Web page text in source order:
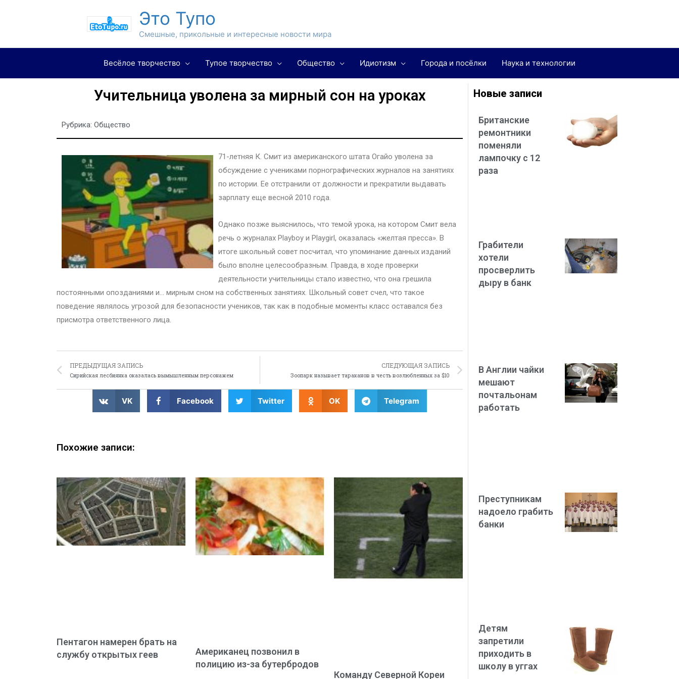
Это Тупо
Смешные, прикольные и интересные новости мира
Весёлое творчество Тупое творчество Общество Идиотизм Города и посёлки Наука и технологии
Учительница уволена за мирный сон на уроках
Рубрика: Общество
71-летняя К. Смит из американского штата Огайо уволена за
обсуждение с учениками порнографических журналов на занятиях
по истории. Ее отстранили от должности и прекратили выдавать
зарплату еще весной 2010 года.
Однако позже выяснилось, что темой урока, на котором Смит вела
речь о журналах Playboy и Playgirl, оказалась «желтая пресса». В
итоге школьный совет посчитал, что упоминание данных изданий
было вполне целесообразным. Правда, в ходе проверки
деятельности учительницы стало известно, что она грешила
постоянными опозданиями и… мирным сном на собственных занятиях. Школьный совет счел, что такое
поведение являлось угрозой для безопасности учеников, так как в подобные моменты класс оставался без
присмотра ответственного лица.
ПРЕДЫДУЩАЯ ЗАПИСЬ
Сирийская лесбиянка оказалась вымышленным персонажем
СЛЕДУЮЩАЯ ЗАПИСЬ
Зоопарк называет тараканов в честь возлюбленных за $10
VK Facebook Twitter OK Telegram
Похожие записи:
Пентагон намерен брать на
службу открытых геев
Американец позвонил в
полицию из-за бутербродов
Команду Северной Кореи
Новые записи
Британские
ремонтники
поменяли
лампочку с 12
раза
Грабители
хотели
просверлить
дыру в банк
В Англии чайки
мешают
почтальонам
работать
Преступникам
надоело грабить
банки
Детям
запретили
приходить в
школу в уггах